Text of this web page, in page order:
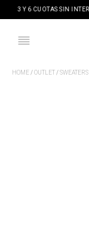
3 Y 6 CUOTAS SIN INTERÉS*
OUTLET SWEATERS